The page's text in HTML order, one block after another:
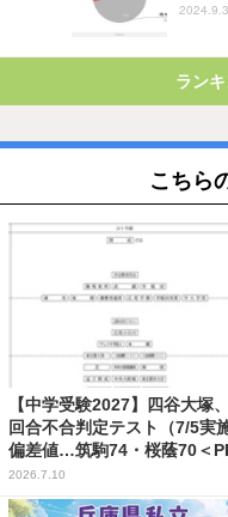
ラン
こちら
【中学受験2027】四谷大塚
回合不合判定テスト（7/5実施
偏差値…筑駒74・桜蔭70＜
2026.7.10